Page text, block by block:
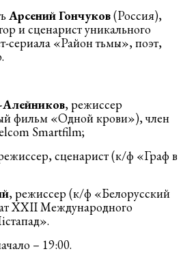
Арсений Гончуков(Россия),
и сценарист уникального
сериала «Район тьмы», поэт,
, режиссер
фильм «Одной крови»), член
Smartfilm;
сценарист (к/ф «Граф в
, режиссер (к/ф «Белорусский
XXII Международного
– 19:00.